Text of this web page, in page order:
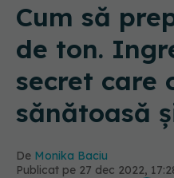
Cum să
de ton.
secret care
sănătoasă
De Monika Baciu
Publicat pe 27 dec 2022,